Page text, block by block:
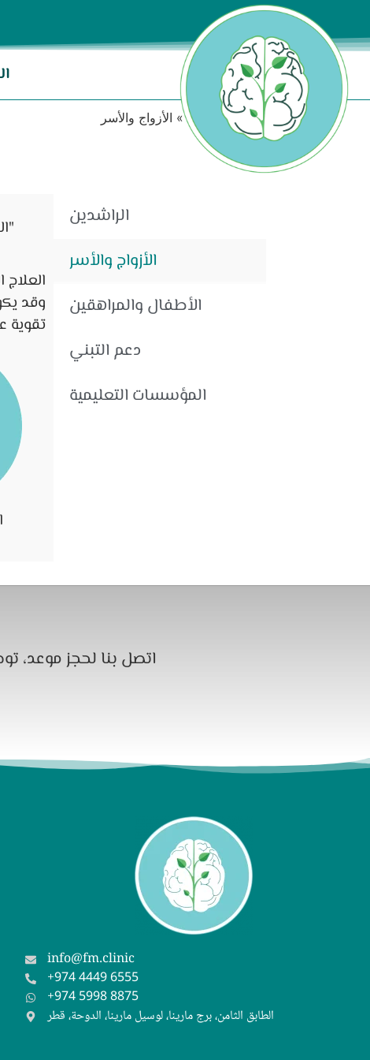
Home
» الخدمات » الأزواج والأسر
الراشدين
الأزواج والأسر
الأطفال والمراهقين
دعم التبني
المؤسسات التعليمية
وقد
تقوية
اتصل بنا لحجز موعد،
info@fm.clinic
+974 4449 6555
+974 5998 8875
الطابق الثامن، برج مارينا، لوسيل مارينا، الدوحة، قطر